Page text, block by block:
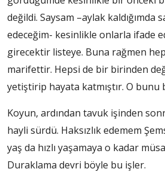
değildi. Saysam –aylak kaldığımda
edeceğim- kesinlikle onlarla ifade
girecektir listeye. Buna rağmen
marifettir. Hepsi de bir birinden
yetiştirip hayata katmıştır. O bunu
Koyun, ardından tavuk işinden
hayli sürdü. Haksızlık edemem
yaş da hızlı yaşamaya o kadar
Duraklama devri böyle bu işler.